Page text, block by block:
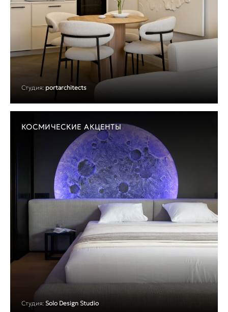
Студия: portarchitects
КОСМИЧЕСКИЕ АКЦЕНТЫ
Студия: Solo Design Studio